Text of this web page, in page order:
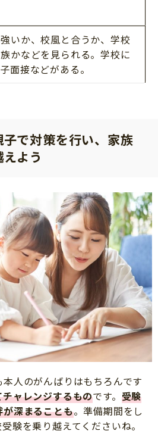
いか、校風と合うか、学校
かなどを見られる。学校に
面接などがある。
で対策を行い、家族
よう
人のがんばりはもちろんです
ャレンジするものです。 受験
深まることも。準備期間をし
験を乗り越えてくださいね。